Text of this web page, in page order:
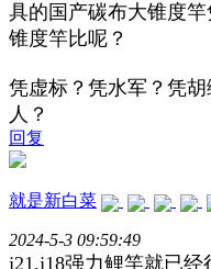
具的国产碳布大锥度
锥度竿比呢？
凭虚标？凭水军？凭
人？
回复
就是新白菜
2024-5-3 09:59:49
j21,j18强力鲤竿就已经